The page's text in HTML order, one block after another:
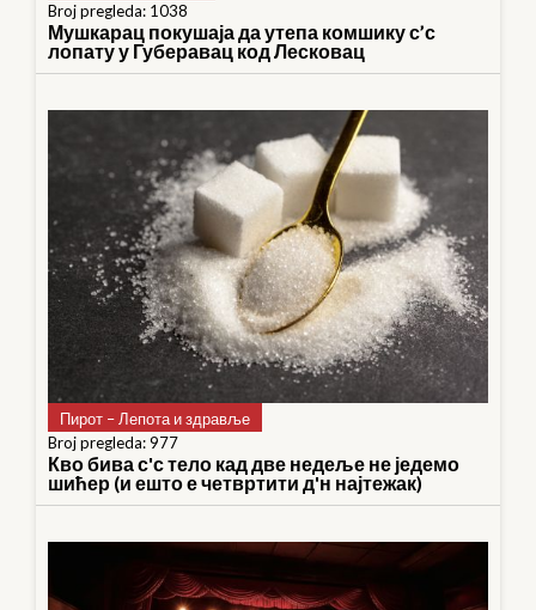
Broj pregleda: 1038
Мушкарац покушаја да утепа комшику с’с
лопату у Губеравац код Лесковац
Пирот – Лепота и здравље
Broj pregleda: 977
Кво бива с'с тело кад две недеље не једемо
шићер (и ешто е четвртити д'н најтежак)